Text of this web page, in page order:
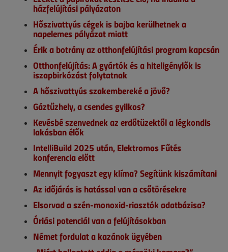
házfelújítási pályázaton
Hőszivattyús cégek is bajba kerülhetnek a
napelemes pályázat miatt
Érik a botrány az otthonfelújítási program kapcsán
Otthonfelújítás: A gyártók és a hiteligénylők is
iszapbirkózást folytatnak
A hőszivattyús szakembereké a jövő?
Gáztűzhely, a csendes gyilkos?
Kevésbé szenvednek az erdőtüzektől a légkondis
lakásban élők
IntelliBuild 2025 után, Elektromos Fűtés
konferencia előtt
Mennyit fogyaszt egy klíma? Segítünk kiszámítani
Az időjárás is hatással van a csőtörésekre
Elsorvad a szén-monoxid-riasztók adatbázisa?
Óriási potenciál van a felújításokban
Német fordulat a kazánok ügyében